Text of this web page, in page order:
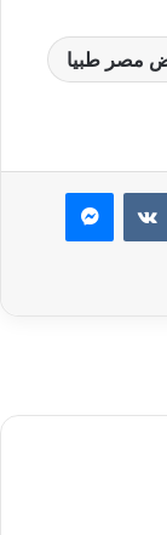
مصر طبيا
ماسنجر